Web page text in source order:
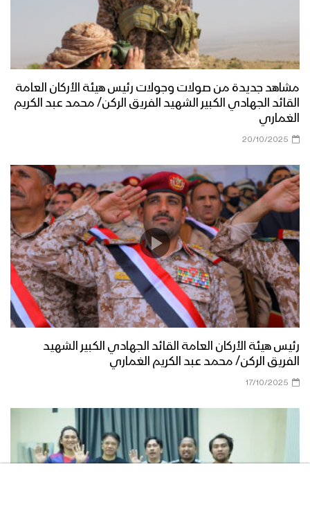
جرافيك – عملية تطهير قيفة
بشائر النصر – عملية تطهير قيفة من العناصر
التكفيرية القـاعــدۃ وداعـش في البيضاء
البيضاء – مشاهد جديدة لمسار تطهير يكلا
من عناصر القاعدة وداعش
فلاشة (5) من عملية تحرير قيفة من
العناصر التكفيرية – وحدة الإنتاج الفني
الإعلام الحربي 1442هـ
البيضاء – مشاهد جديدة من عملية تطهير
قيفة من العناصر التكفيرية
في يكلا وقيفة
فلاشة (4) من عملية تحرير قيفة من
العناصر التكفيرية – وحدة الإنتاج الفني
مشاهد جديدة من صولات وجولات رئيس هيئة الأركان العامة
القائد الجهادي الكبير الشهيد الفريق الركن/ محمد عبد الكريم
الغماري
20/10/2025
رئيس هيئة الأركان العامة القائد الجهادي الكبير الشهيد
الفريق الركن/ محمد عبد الكريم الغماري
17/10/2025